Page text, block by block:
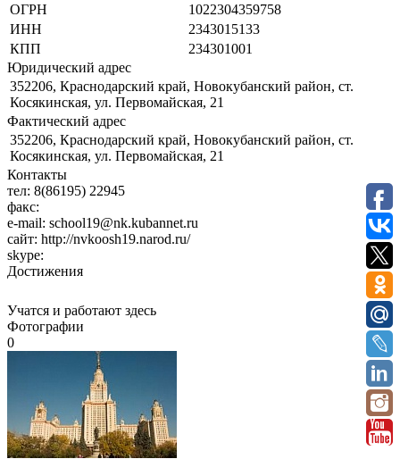
ОГРН
1022304359758
ИНН
2343015133
КПП
234301001
Юридический адрес
352206, Краснодарский край, Новокубанский район, ст.
Косякинская, ул. Первомайская, 21
Фактический адрес
352206, Краснодарский край, Новокубанский район, ст.
Косякинская, ул. Первомайская, 21
Контакты
тел: 8(86195) 22945
факс:
e-mail: school19@nk.kubannet.ru
сайт: http://nvkoosh19.narod.ru/
skype:
Достижения
Учатся и работают здесь
Фотографии
0